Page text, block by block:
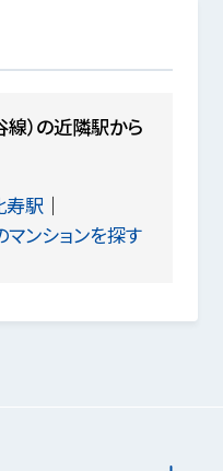
）の近隣駅から
寿駅
ンションを探す